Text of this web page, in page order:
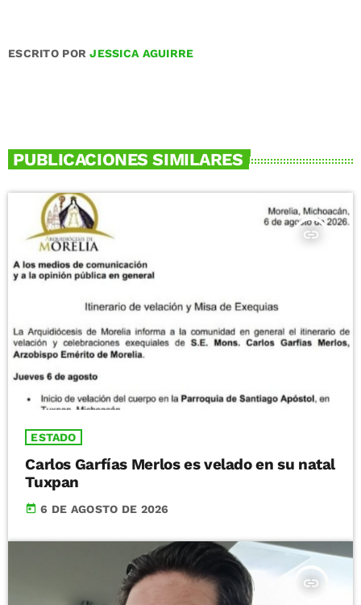
ESCRITO PORJESSICA AGUIRRE
PUBLICACIONES SIMILARES
insert_link
ESTADO
Carlos Garfías Merlos es velado en su natal
Tuxpan
today 6 DE AGOSTO DE 2026
insert_link